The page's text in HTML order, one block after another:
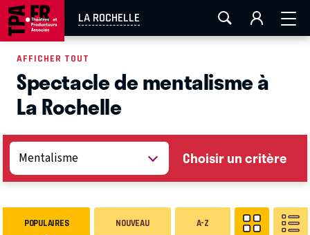
LA ROCHELLE
AIX-MARSEILLE AURAY LA ROCHELLE
EN TOURNÉE
AFFICHER TOUT
Spectacle de mentalisme à
La Rochelle
Choisir un critère
POPULAIRES NOUVEAU A-Z